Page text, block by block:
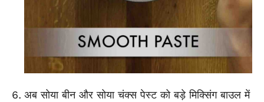
अब सोया बीन और सोया चंक्स पेस्ट को बड़े मिक्सिंग बाउल में